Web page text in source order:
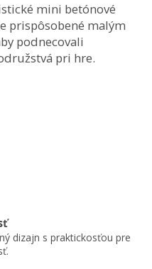
mini betónové
prispôsobené malým
podnecovali
pri hre.
dizajn s praktickosťou pre